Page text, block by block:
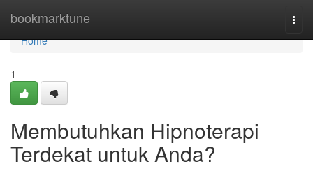
bookmarktune
Home
Home
1
Membutuhkan Hipnoterapi
Terdekat untuk Anda?